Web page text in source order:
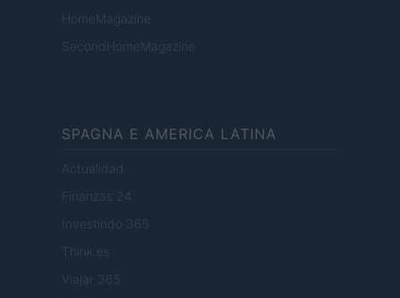
HomeMagazine
SecondHomeMagazine
SPAGNA E AMERICA LATINA
Actualidad
Finanzas 24
Investindo 365
Think.es
Viajar 365